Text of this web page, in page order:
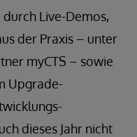
Live-Demos,
der Praxis – unter
myCTS – sowie
Upgrade-
dieses Jahr nicht